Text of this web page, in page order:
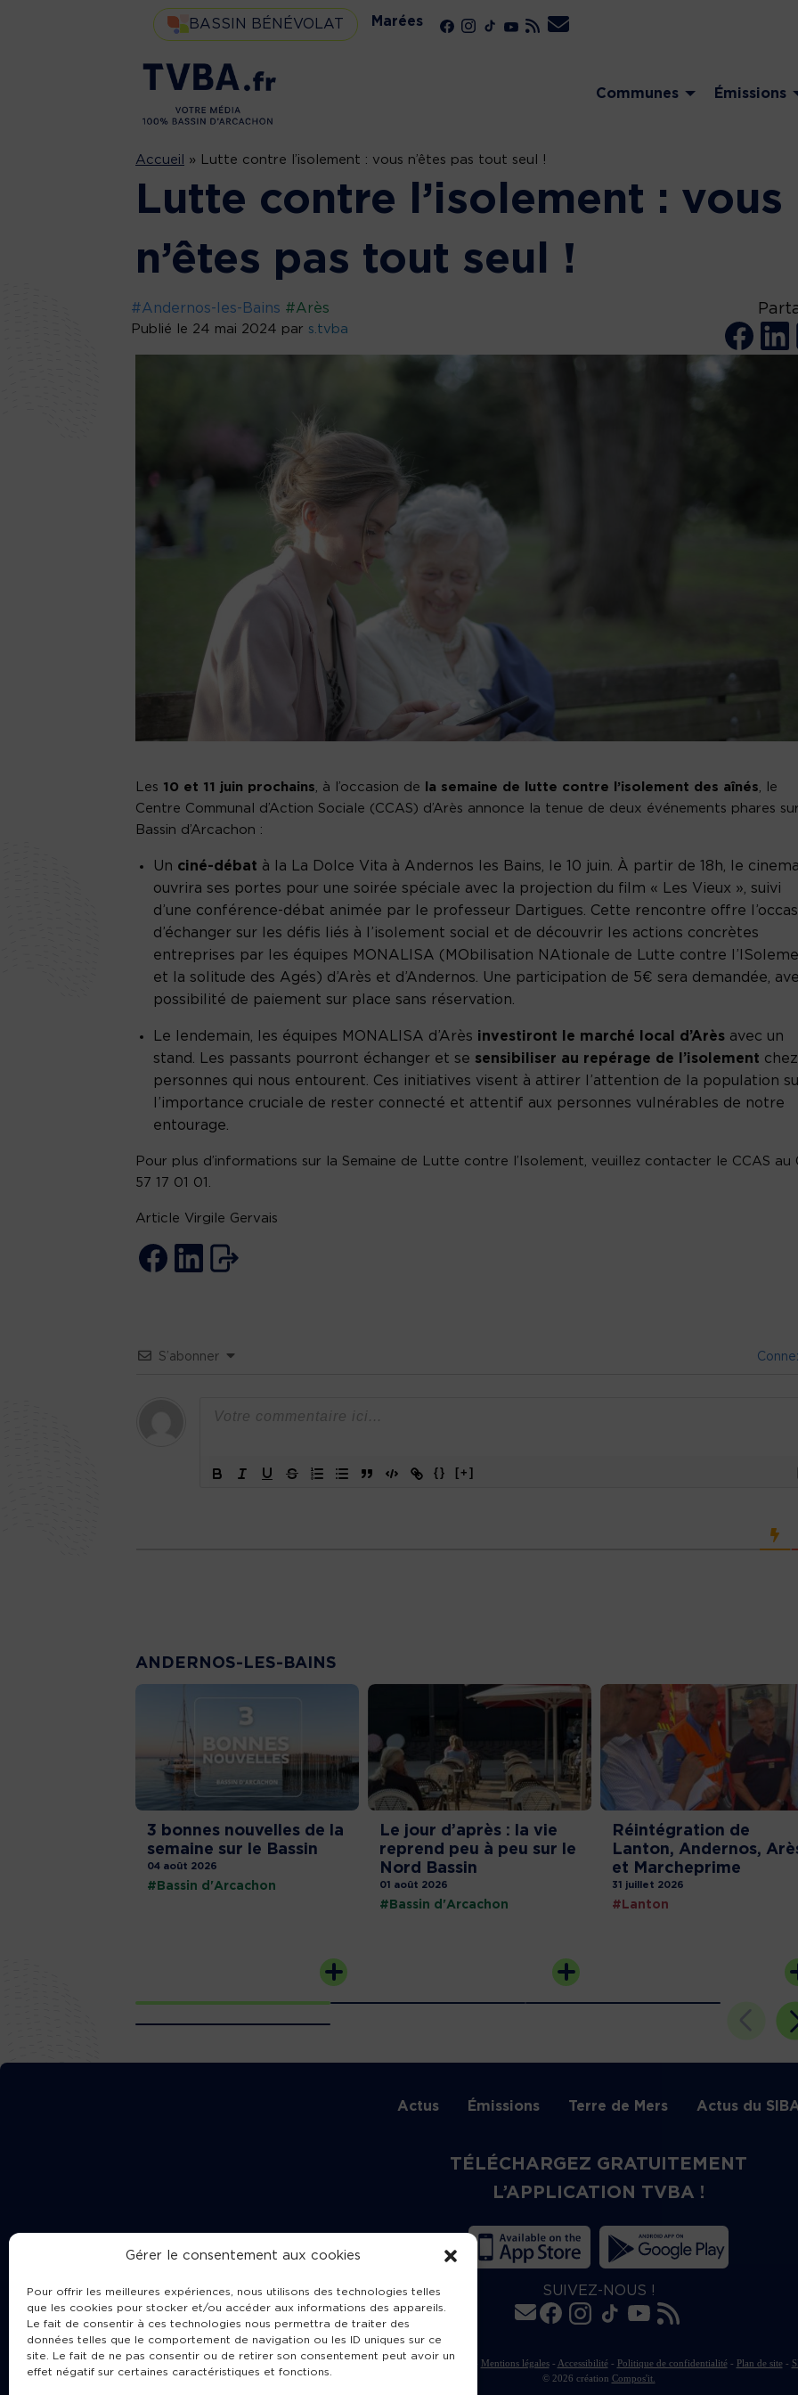
Gérer le consentement aux cookies
Pour offrir les meilleures expériences, nous utilisons des technologies telles
que les cookies pour stocker et/ou accéder aux informations des appareils.
Le fait de consentir à ces technologies nous permettra de traiter des
données telles que le comportement de navigation ou les ID uniques sur ce
site. Le fait de ne pas consentir ou de retirer son consentement peut avoir un
effet négatif sur certaines caractéristiques et fonctions.
BASSIN BÉNÉVOLAT Marées
Communes Émissions
Accueil » Lutte contre l’isolement : vous n’êtes pas tout seul !
Lutte contre l’isolement : vous
n’êtes pas tout seul !
#Andernos-les-Bains #Arès
Publié le 24 mai 2024 par s.tvba
Les 10 et 11 juin prochains, à l’occasion de la semaine de lutte contre l’isolement des aînés, le
Centre Communal d’Action Sociale (CCAS) d’Arès annonce la tenue de deux événements phares
Bassin d’Arcachon :
Un ciné-débat à la La Dolce Vita à Andernos les Bains, le 10 juin. À partir de 18h, le
ouvrira ses portes pour une soirée spéciale avec la projection du film « Les Vieux », suivi
d’une conférence-débat animée par le professeur Dartigues. Cette rencontre offre
d’échanger sur les défis liés à l’isolement social et de découvrir les actions concrètes
entreprises par les équipes MONALISA (MObilisation NAtionale de Lutte contre
et la solitude des Agés) d’Arès et d’Andernos. Une participation de 5€ sera demandée,
possibilité de paiement sur place sans réservation.
Le lendemain, les équipes MONALISA d’Arès investiront le marché local d’Arès avec un
stand. Les passants pourront échanger et se sensibiliser au repérage de l’isolement
personnes qui nous entourent. Ces initiatives visent à attirer l’attention de la population
l’importance cruciale de rester connecté et attentif aux personnes vulnérables de notre
entourage.
Pour plus d’informations sur la Semaine de Lutte contre l’Isolement, veuillez contacter le CCAS au
57 17 01 01.
Article Virgile Gervais
S’abonner
{} [+]
ANDERNOS-LES-BAINS
3 bonnes nouvelles de la
semaine sur le Bassin
04 août 2026
#Bassin d'Arcachon
Le jour d’après : la vie
reprend peu à peu sur le
Nord Bassin
01 août 2026
#Bassin d'Arcachon
Réintégration de
Lanton, Andernos,
et Marcheprime
31 juillet 2026
#Lanton
Actus Émissions Terre de Mers Actus du
TÉLÉCHARGEZ GRATUITEMENT
L’APPLICATION TVBA !
SUIVEZ-NOUS !
Charte de publication Mentions légales- Accessibilité- Politique de confidentialité- Plan de site-
© 2026 création Compos'it.